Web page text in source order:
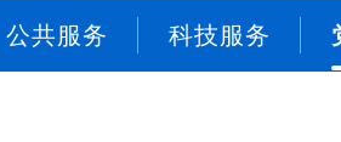
公共服务 科技服务